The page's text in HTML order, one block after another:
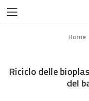
Home
Riciclo delle
del